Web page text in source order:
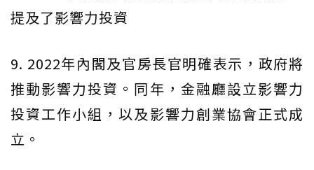
提及了影響力投資
9. 2022年內閣及官房長官明確表示，政府將
推動影響力投資。同年，金融廳設立影響力
投資工作小組，以及影響力創業協會正式成
立。